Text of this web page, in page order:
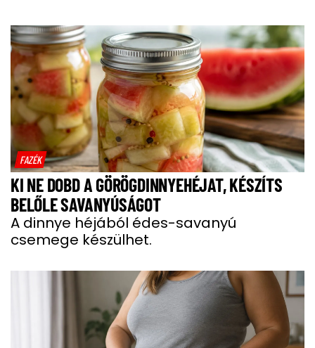
FAZÉK
KI NE DOBD A GÖRÖGDINNYEHÉJAT, KÉSZÍTS
BELŐLE SAVANYÚSÁGOT
A dinnye héjából édes-savanyú
csemege készülhet.